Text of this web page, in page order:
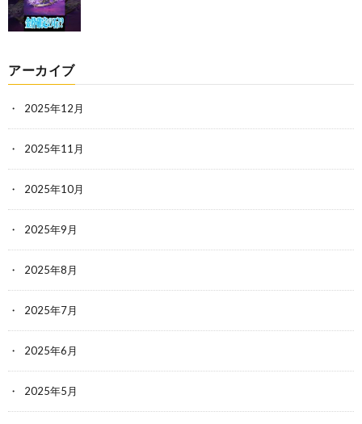
アーカイブ
2025年12月
2025年11月
2025年10月
2025年9月
2025年8月
2025年7月
2025年6月
2025年5月